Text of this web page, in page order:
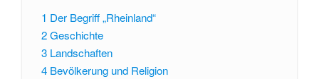
1 Der Begriff „Rheinland“
2Geschichte
3 Landschaften
4 Bevölkerung und Religion